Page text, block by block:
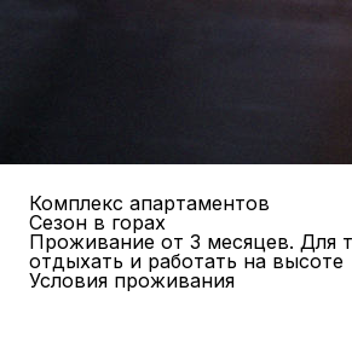
Комплекс апартаментов
Сезон в горах
Проживание от 3 месяцев. Для
отдыхать и работать на высоте
Условия проживания